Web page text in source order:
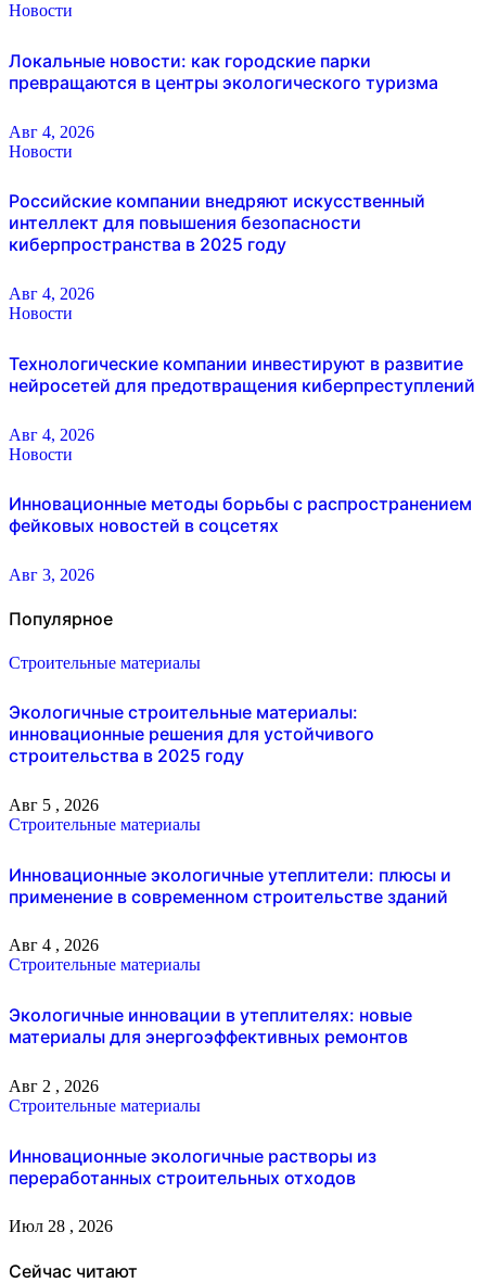
Новости
Локальные новости: как городские парки
превращаются в центры экологического туризма
Авг 4, 2026
Новости
Российские компании внедряют искусственный
интеллект для повышения безопасности
киберпространства в 2025 году
Авг 4, 2026
Новости
Технологические компании инвестируют в развитие
нейросетей для предотвращения киберпреступлений
Авг 4, 2026
Новости
Инновационные методы борьбы с распространением
фейковых новостей в соцсетях
Авг 3, 2026
Популярное
Строительные материалы
Экологичные строительные материалы:
инновационные решения для устойчивого
строительства в 2025 году
Авг 5 , 2026
Строительные материалы
Инновационные экологичные утеплители: плюсы и
применение в современном строительстве зданий
Авг 4 , 2026
Строительные материалы
Экологичные инновации в утеплителях: новые
материалы для энергоэффективных ремонтов
Авг 2 , 2026
Строительные материалы
Инновационные экологичные растворы из
переработанных строительных отходов
Июл 28 , 2026
Сейчас читают